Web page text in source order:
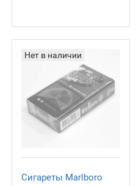
Нет в наличии
Сигареты Marlboro